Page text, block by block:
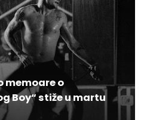
memoare o
Boy“ stiže u martu